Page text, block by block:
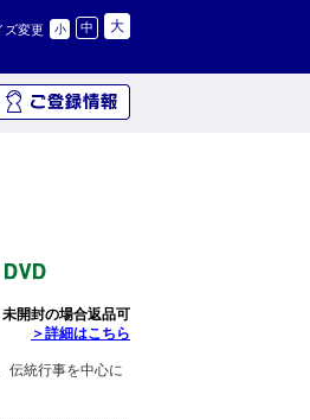
ズ変更 小 中 大
開封の場合返品可
＞詳細はこちら
伝統行事を中心に